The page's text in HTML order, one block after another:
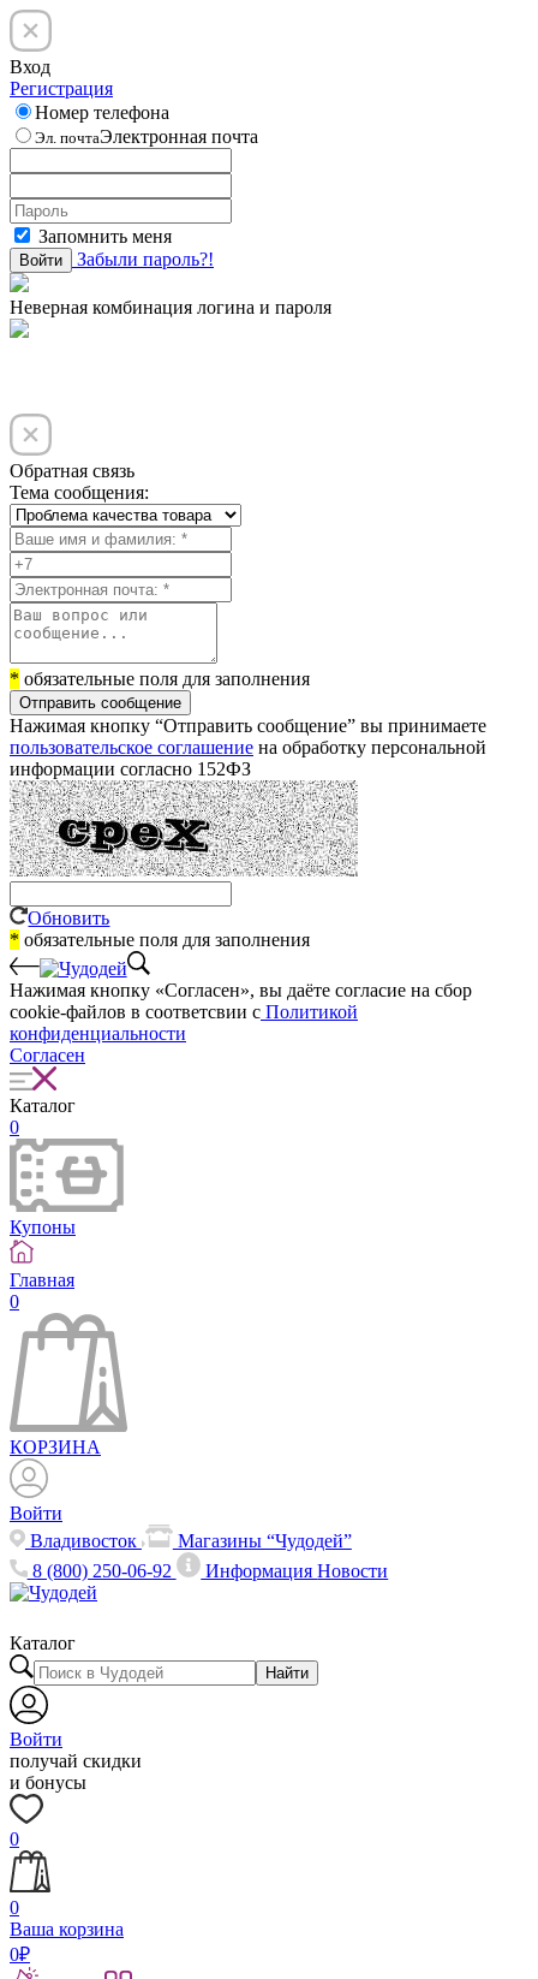
Вход
Регистрация
Номер телефона
Эл. почтаЭлектронная почта
Запомнить меня
Войти Забыли пароль?!
Неверная комбинация логина и пароля
Обратная связь
Тема сообщения:
* обязательные поля для заполнения
Отправить сообщение
Нажимая кнопку “Отправить сообщение” вы принимаете
пользовательское соглашение на обработку персональной
информации согласно 152ФЗ
Обновить
* обязательные поля для заполнения
Нажимая кнопку «Согласен», вы даёте cогласие на сбор
cookie-файлов в соответсвии с Политикой
конфиденциальности
Согласен
Каталог
0
Купоны
Главная
0
КОРЗИНА
Войти
Владивосток
Магазины “Чудодей”
8 (800) 250-06-92
ИнформацияНовости
Каталог
Найти
Войти
получай скидки
и бонусы
0
0
Ваша корзина
0₽